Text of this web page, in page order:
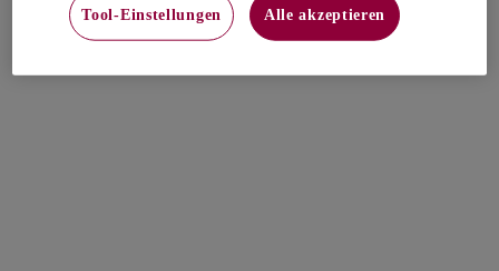
Tool-Einstellungen Alle akzeptieren